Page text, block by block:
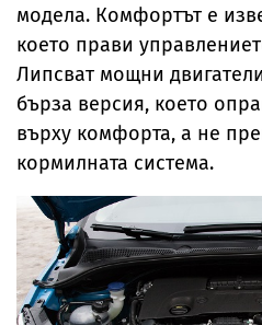
модела. Комфортът е
което прави
Липсват мощни
бърза версия, което
върху комфорта, а не
кормилната система.